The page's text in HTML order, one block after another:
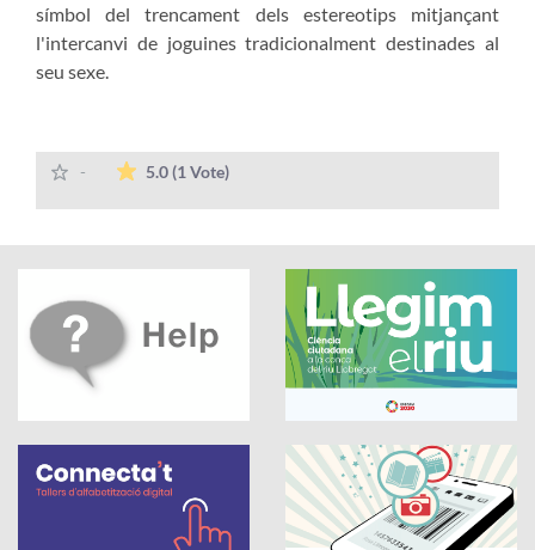
símbol del trencament dels estereotips mitjançant
l'intercanvi de joguines tradicionalment destinades al
seu sexe.
- 5.0(1 Vote)The average rating is 5 stars out of 5.